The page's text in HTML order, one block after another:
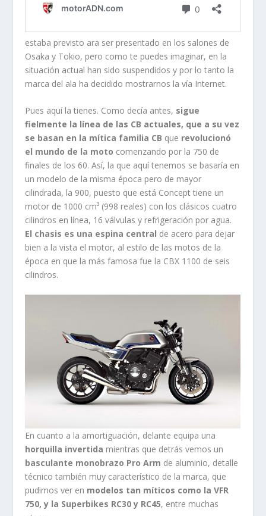
estaba previsto ara ser presentado en los salones de
Osaka y Tokio, pero como te puedes imaginar, en la
situación actual han sido suspendidos y por lo tanto la
marca del ala ha decidido mostrarnos la vía Internet.
Pues aquí la tienes. Como decía antes, sigue
fielmente la línea de las CB actuales, que a su vez
se basan en la mítica familia CB que revolucionó
el mundo de la moto comenzando por la 750 de
finales de los 60. Así, la que aquí tenemos se basaría en
un modelo de la misma época pero de mayor
cilindrada, la 900, puesto que está Concept tiene un
motor de 1000 cm³ (998 reales) con los clásicos cuatro
cilindros en línea, 16 válvulas y refrigeración por agua.
El chasis es una espina central de acero para dejar
bien a la vista el motor, al estilo de las motos de la
época en que la más famosa fue la CBX 1100 de seis
cilindros.
En cuanto a la amortiguación, delante equipa una
horquilla invertida mientras que detrás vemos un
basculante monobrazo Pro Arm de aluminio, detalle
técnico también muy característico de la marca, que
pudimos ver en modelos tan míticos como la VFR
750, y la Superbikes RC30 y RC45, entre muchas